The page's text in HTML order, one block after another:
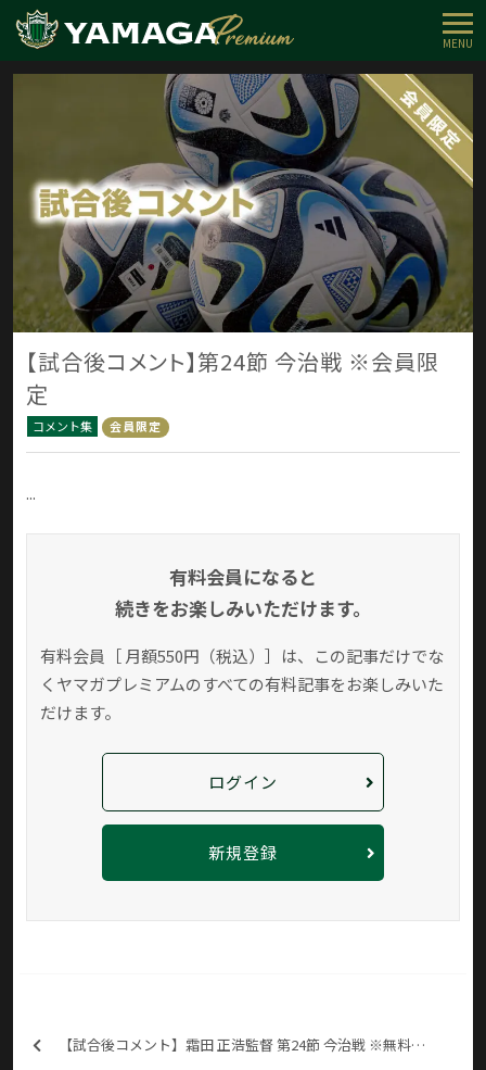
MENU
【試合後コメント】第24節 今治戦 ※会員限
定
コメント集 会員限定
...
有料会員になると
続きをお楽しみいただけます。
有料会員［ 月額550円（税込）］は、この記事だけでな
く ヤマガプレミアムのすべての有料記事をお楽しみいた
だけます。
ログイン
新規登録
【試合後コメント】霜田 正浩監督 第24節 今治戦 ※無料配信